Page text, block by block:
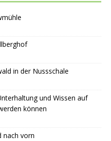
in der Nussschale
und Wissen auf
können
nach vorn